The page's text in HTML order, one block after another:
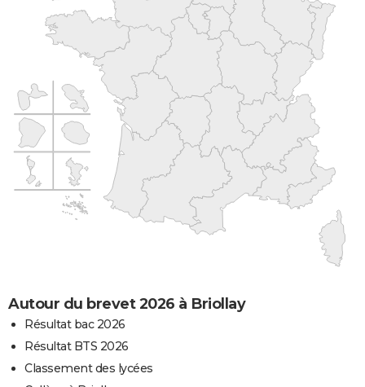
Autour du brevet 2026 à Briollay
Résultat bac 2026
Résultat BTS 2026
Classement des lycées